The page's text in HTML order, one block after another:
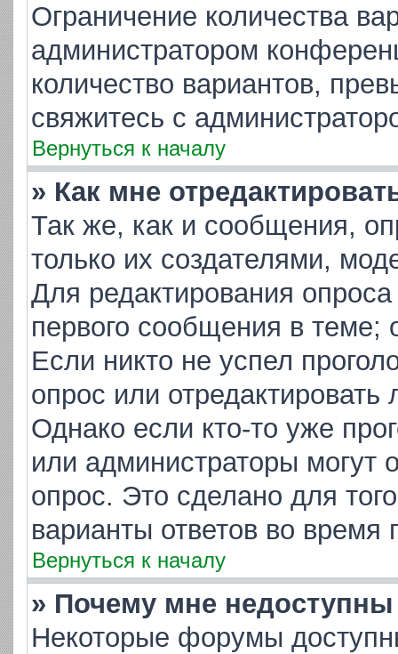
Ограничение количества
администратором
количество вариантов,
свяжитесь с
Вернуться к началу
» Как мне
Так же, как и сообщения,
только их создателями,
Для редактирования
первого сообщения в теме;
Если никто не успел
опрос или
Однако если кто-то уже
или администраторы могут
опрос. Это сделано для
варианты ответов во время
Вернуться к началу
» Почему мне
Некоторые форумы